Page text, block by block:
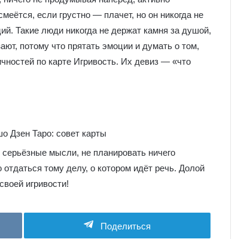
если грустно — плачет, но он никогда не
Такие люди никогда не держат камня за душой,
потому что прятать эмоции и думать о том,
по карте Игривость. Их девиз — «что
мысли, не планировать ничего
тому делу, о котором идёт речь. Долой
игривости!
Поделиться